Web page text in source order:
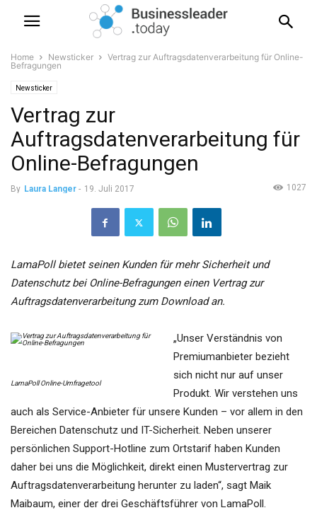
Home Newsticker
Vertrag zur Auftragsdatenverarbeitung für Online-
Befragungen
Newsticker
Vertrag zur
Auftragsdatenverarbeitung für
Online-Befragungen
By Laura Langer - 19. Juli 2017 1027
LamaPoll bietet seinen Kunden für mehr Sicherheit und
Datenschutz bei Online-Befragungen einen Vertrag zur
Auftragsdatenverarbeitung zum Download an.
LamaPoll Online-Umfragetool
„Unser Verständnis von
Premiumanbieter bezieht
sich nicht nur auf unser
Produkt. Wir verstehen uns
auch als Service-Anbieter für unsere Kunden – vor allem in den
Bereichen Datenschutz und IT-Sicherheit. Neben unserer
persönlichen Support-Hotline zum Ortstarif haben Kunden
daher bei uns die Möglichkeit, direkt einen Mustervertrag zur
Auftragsdatenverarbeitung herunter zu laden“, sagt Maik
Maibaum, einer der drei Geschäftsführer von LamaPoll.